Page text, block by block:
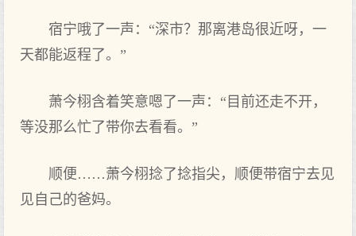
宿宁哦了一声：“深市？那离港岛很近呀，一
天都能返程了。”
萧今栩含着笑意嗯了一声：“目前还‌走不开，
等没那么忙了带你去看看。”
顺便……萧今栩捻了捻指尖，顺便带宿宁去见
见自己的爸妈。